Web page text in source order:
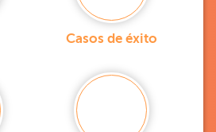
Casos de éxito